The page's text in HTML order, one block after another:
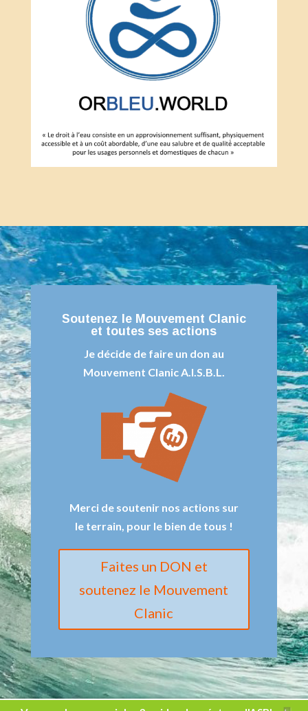
Soutenez le Mouvement Clanic
et toutes ses actions
Je décide de faire un don au
Mouvement Clanic A.I.S.B.L.
Merci de soutenir nos actions sur
le terrain, pour le bien de tous !
Faites un DON et
soutenez le Mouvement
Clanic